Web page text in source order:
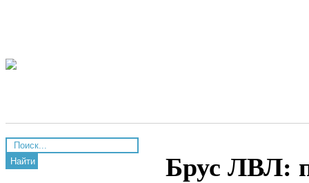
Найти Брус ЛВЛ: